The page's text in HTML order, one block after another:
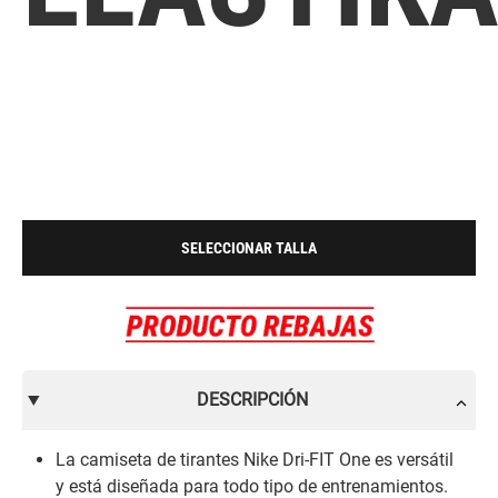
SELECCIONAR TALLA
DESCRIPCIÓN
La camiseta de tirantes Nike Dri-FIT One es versátil
y está diseñada para todo tipo de entrenamientos.